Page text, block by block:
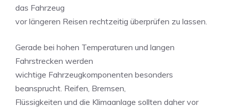
das Fahrzeug
vor längeren Reisen rechtzeitig überprüfen zu lassen.
Gerade bei hohen Temperaturen und langen
Fahrstrecken werden
wichtige Fahrzeugkomponenten besonders
beansprucht. Reifen, Bremsen,
Flüssigkeiten und die Klimaanlage sollten daher vor